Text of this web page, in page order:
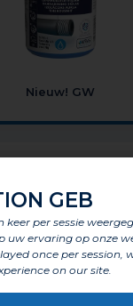
Nieuw! GW
GEB
per sessie
uw ervaring op onze
once per session,
on our site.